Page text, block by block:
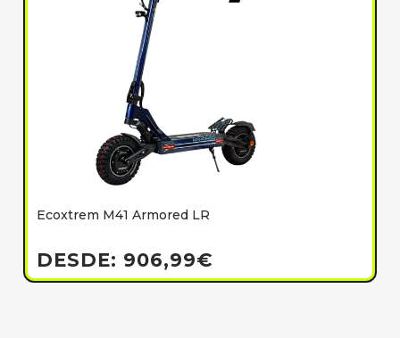
Ecoxtrem M41 Armored LR
DESDE: 906,99€